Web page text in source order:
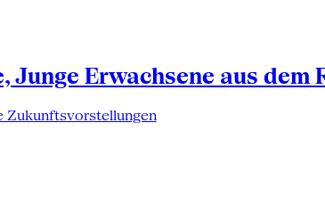
Erwachsene aus dem
Zukunftsvorstellungen